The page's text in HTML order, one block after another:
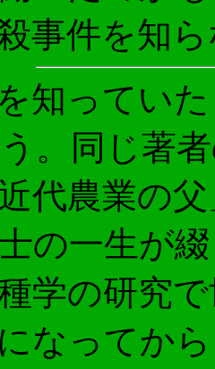
事件を知
知ってい
。同じ著
代農業の
の一生が
学の研究
なってか